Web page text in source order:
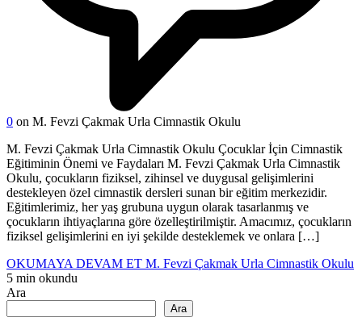
0 on M. Fevzi Çakmak Urla Cimnastik Okulu
M. Fevzi Çakmak Urla Cimnastik Okulu Çocuklar İçin Cimnastik
Eğitiminin Önemi ve Faydaları M. Fevzi Çakmak Urla Cimnastik
Okulu, çocukların fiziksel, zihinsel ve duygusal gelişimlerini
destekleyen özel cimnastik dersleri sunan bir eğitim merkezidir.
Eğitimlerimiz, her yaş grubuna uygun olarak tasarlanmış ve
çocukların ihtiyaçlarına göre özelleştirilmiştir. Amacımız, çocukların
fiziksel gelişimlerini en iyi şekilde desteklemek ve onlara […]
OKUMAYA DEVAM ET M. Fevzi Çakmak Urla Cimnastik Okulu
5 min okundu
Ara
Ara